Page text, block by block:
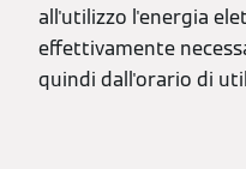
all'utilizzo l'energia
effettivamente
quindi dall'orario di